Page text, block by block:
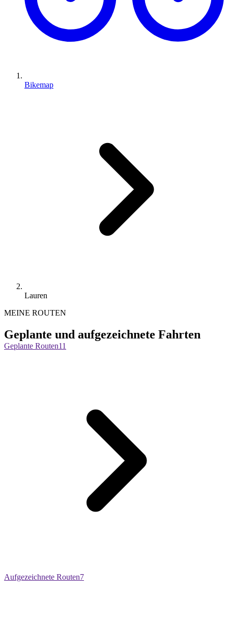
Bikemap
Lauren
MEINE ROUTEN
Geplante und aufgezeichnete Fahrten
Geplante Routen11
Aufgezeichnete Routen7